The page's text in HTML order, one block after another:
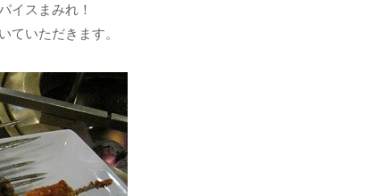
イスまみれ！
ていただきます。